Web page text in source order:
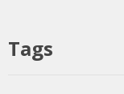
Tags